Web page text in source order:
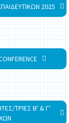
2025
ΤΡΙΕΣ Β' & Γ'